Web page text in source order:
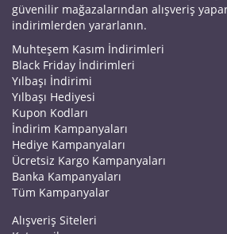
güvenilir mağazalarından alışveriş
indirimlerden yararlanın.
Muhteşem Kasım İndirimleri
Black Friday İndirimleri
Yılbaşı İndirimi
Yılbaşı Hediyesi
Kupon Kodları
İndirim Kampanyaları
Hediye Kampanyaları
Ücretsiz Kargo Kampanyaları
Banka Kampanyaları
Tüm Kampanyalar
Alışveriş Siteleri